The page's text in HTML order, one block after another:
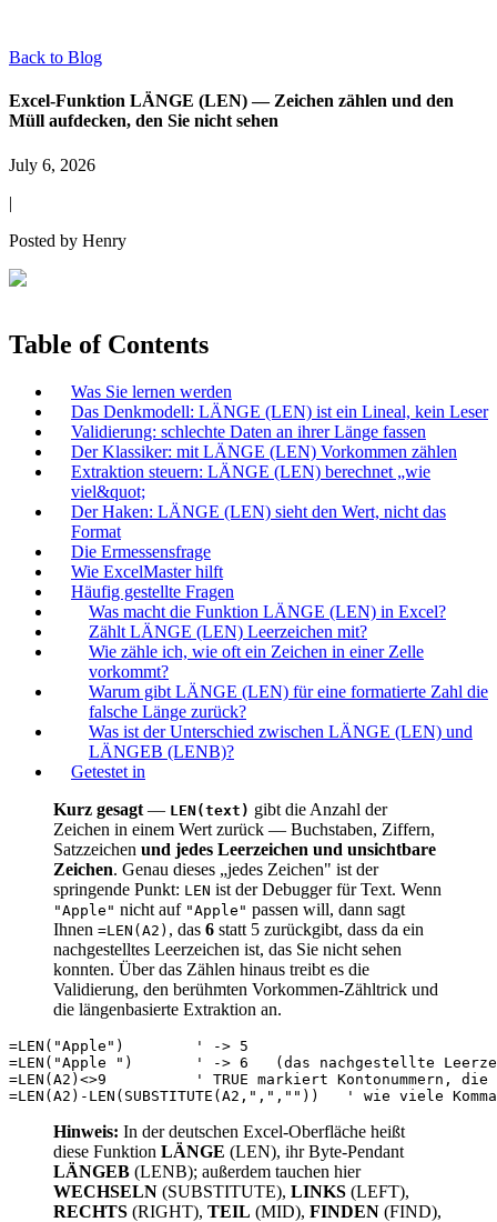
Back to Blog
Excel-Funktion LÄNGE (LEN) — Zeichen zählen und den
Müll aufdecken, den Sie nicht sehen
July 6, 2026
|
Posted by Henry
Table of Contents
Was Sie lernen werden
Das Denkmodell: LÄNGE (LEN) ist ein Lineal, kein Leser
Validierung: schlechte Daten an ihrer Länge fassen
Der Klassiker: mit LÄNGE (LEN) Vorkommen zählen
Extraktion steuern: LÄNGE (LEN) berechnet „wie
viel&quot;
Der Haken: LÄNGE (LEN) sieht den Wert, nicht das
Format
Die Ermessensfrage
Wie ExcelMaster hilft
Häufig gestellte Fragen
Was macht die Funktion LÄNGE (LEN) in Excel?
Zählt LÄNGE (LEN) Leerzeichen mit?
Wie zähle ich, wie oft ein Zeichen in einer Zelle
vorkommt?
Warum gibt LÄNGE (LEN) für eine formatierte Zahl die
falsche Länge zurück?
Was ist der Unterschied zwischen LÄNGE (LEN) und
LÄNGEB (LENB)?
Getestet in
Kurz gesagt — LEN(text) gibt die Anzahl der
Zeichen in einem Wert zurück — Buchstaben, Ziffern,
Satzzeichen und jedes Leerzeichen und unsichtbare
Zeichen. Genau dieses „jedes Zeichen" ist der
springende Punkt: LEN ist der Debugger für Text. Wenn
"Apple" nicht auf "Apple" passen will, dann sagt
Ihnen =LEN(A2) , das 6 statt 5 zurückgibt, dass da ein
nachgestelltes Leerzeichen ist, das Sie nicht sehen
konnten. Über das Zählen hinaus treibt es die
Validierung, den berühmten Vorkommen-Zähltrick und
die längenbasierte Extraktion an.
=LEN("Apple")        ' -> 5
=LEN("Apple ")       ' -> 6   (das nachgestellte
=LEN(A2)<>9          ' TRUE markiert Kontonummern,
Hinweis: In der deutschen Excel-Oberfläche heißt
diese Funktion LÄNGE (LEN), ihr Byte-Pendant
LÄNGEB (LENB); außerdem tauchen hier
WECHSELN (SUBSTITUTE), LINKS (LEFT),
RECHTS (RIGHT), TEIL (MID), FINDEN (FIND),